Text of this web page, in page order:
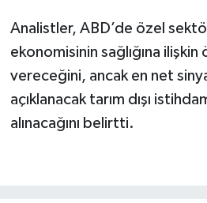
Analistler, ABD’de özel
ekonomisinin sağlığına
vereceğini, ancak en net
açıklanacak tarım dışı
alınacağını belirtti.